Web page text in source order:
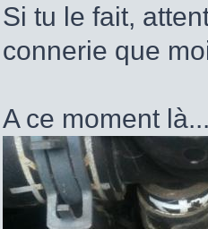
Si tu le fait,
connerie que
A ce moment